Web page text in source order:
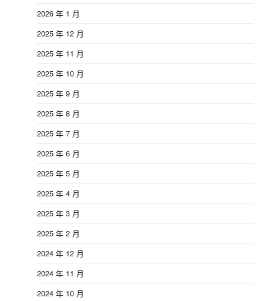
2026 年 1 月
2025 年 12 月
2025 年 11 月
2025 年 10 月
2025 年 9 月
2025 年 8 月
2025 年 7 月
2025 年 6 月
2025 年 5 月
2025 年 4 月
2025 年 3 月
2025 年 2 月
2024 年 12 月
2024 年 11 月
2024 年 10 月